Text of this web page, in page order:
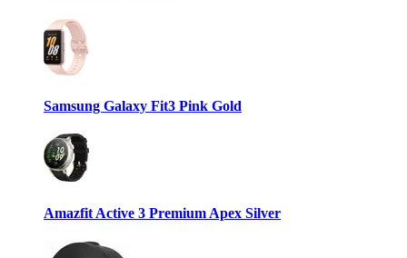
Samsung Galaxy Fit3 Pink Gold
Amazfit Active 3 Premium Apex Silver